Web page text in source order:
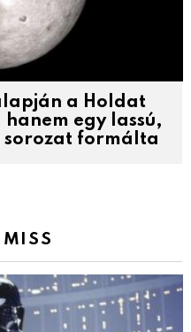
a Holdat
egy lassú,
sorozat formálta